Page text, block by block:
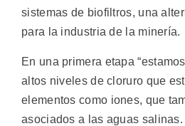
sistemas de biofiltros, una
para la industria de la minería.
En una primera etapa
altos niveles de cloruro que
elementos como iones, que
asociados a las aguas salinas.